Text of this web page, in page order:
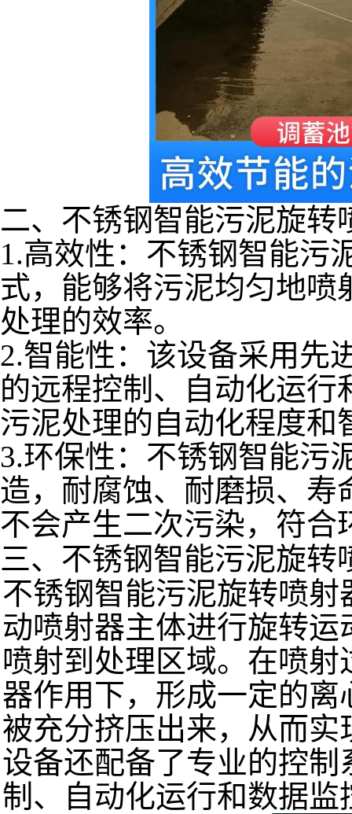
二、不锈钢智能污泥旋转
1.高效性：不锈钢智能污
式，能够将污泥均匀地
处理的效率。
2.智能性：该设备采用先
的远程控制、自动化运
污泥处理的自动化程度和
3.环保性：不锈钢智能污
造，耐腐蚀、耐磨损、寿
不会产生二次污染，符合
三、不锈钢智能污泥旋转
不锈钢智能污泥旋转喷
动喷射器主体进行旋转
喷射到处理区域。在喷
器作用下，形成一定的
被充分挤压出来，从而
设备还配备了专业的控
制、自动化运行和数据